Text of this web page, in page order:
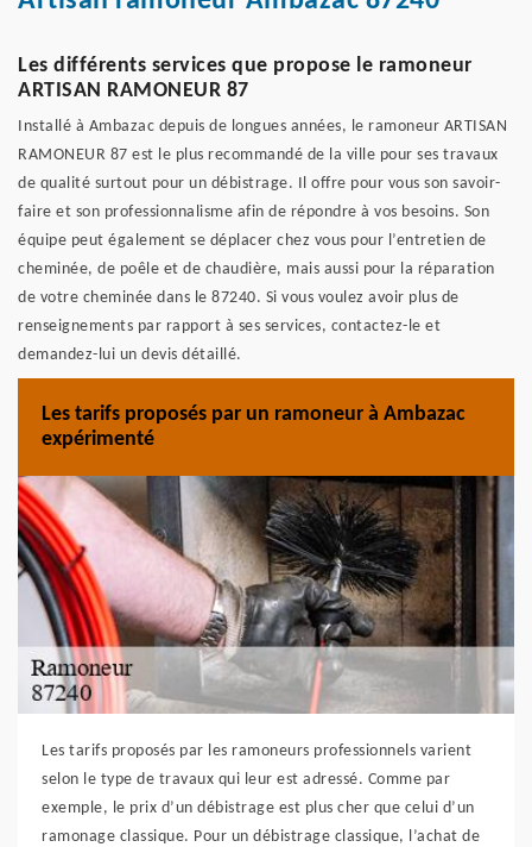
Les différents services que propose le ramoneur
ARTISAN RAMONEUR 87
Installé à Ambazac depuis de longues années, le ramoneur ARTISAN
RAMONEUR 87 est le plus recommandé de la ville pour ses travaux
de qualité surtout pour un débistrage. Il offre pour vous son savoir-
faire et son professionnalisme afin de répondre à vos besoins. Son
équipe peut également se déplacer chez vous pour l’entretien de
cheminée, de poêle et de chaudière, mais aussi pour la réparation
de votre cheminée dans le 87240. Si vous voulez avoir plus de
renseignements par rapport à ses services, contactez-le et
demandez-lui un devis détaillé.
Les tarifs proposés par un ramoneur à Ambazac
expérimenté
Les tarifs proposés par les ramoneurs professionnels varient
selon le type de travaux qui leur est adressé. Comme par
exemple, le prix d’un débistrage est plus cher que celui d’un
ramonage classique. Pour un débistrage classique, l’achat de